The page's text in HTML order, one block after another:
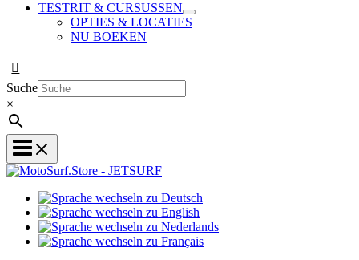
TESTRIT & CURSUSSEN
OPTIES & LOCATIES
NU BOEKEN
Suche
×
zu
Deutsch
wechseln
zu
Sprache
Sprache